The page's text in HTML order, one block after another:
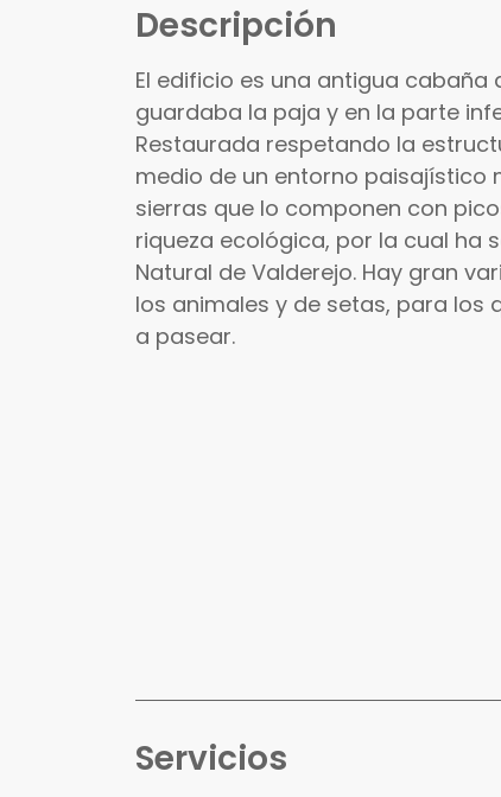
Descripción
El edificio es una antigua
guardaba la paja y en la parte
Restaurada respetando la
medio de un entorno paisajístico
sierras que lo componen con
riqueza ecológica, por la cual ha
Natural de Valderejo. Hay gran
los animales y de setas, para los
a pasear.
Servicios